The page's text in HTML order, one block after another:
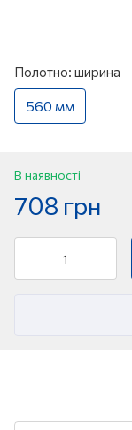
Полотно: ширина
560 мм
В наявності
708 грн